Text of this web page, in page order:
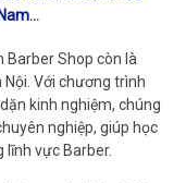
...
Barber Shop còn là
Nội. Với chương trình
kinh nghiệm, chúng
nghiệp, giúp học
vực Barber.